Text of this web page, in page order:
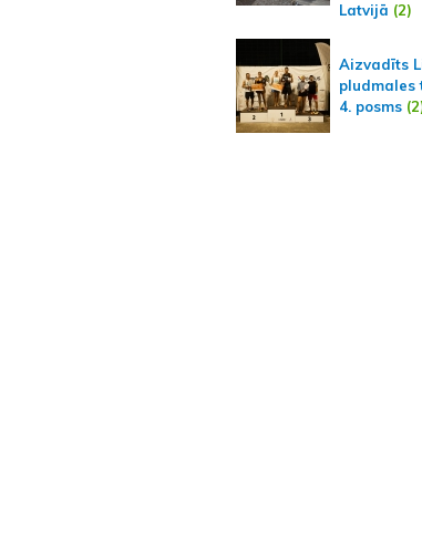
Latvijā (2)
Aizvadīts
pludmales
4. posms